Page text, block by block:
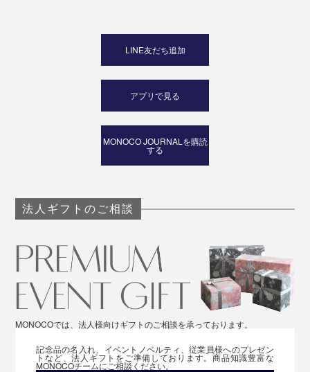
そこから鍵の束を、革やナイロンで包んだ『Orbitkey』
が生まれました。
LINE友だち追加
アプリで見る
MONOCO JOURNALを購読
する
法人ギフトのご相談
MONOCOでは、法人様向けギフトのご相談を承っております。
記念品の名入れ、イベントノベルティ、従業員様へのプレゼン
トなど、法人ギフトをご準備しております。商品知識豊富な
MONOCOチームにご相談ください。